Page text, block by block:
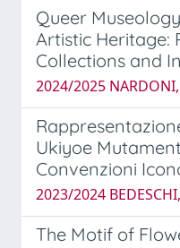
Queer
Artistic Heritage:
Collections and
2024/2025
Ukiyoe
Convenzioni
2023/2024
The Motif of